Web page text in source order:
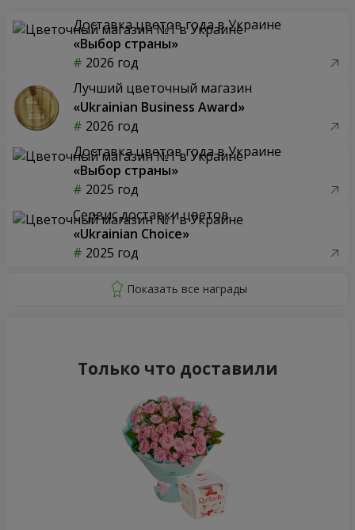
Доставка цветов года в Украине
«Выбор страны»
2026 год
Лучший цветочный магазин
«Ukrainian Business Award»
2026 год
Доставка цветов года в Украине
«Выбор страны»
2025 год
Сервис доставки цветов
«Ukrainian Choice»
2025 год
Только что доставили